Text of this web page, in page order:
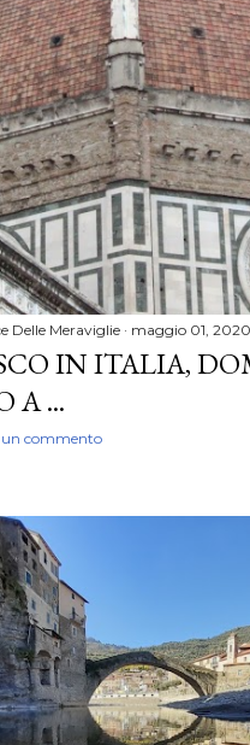
Delle Meraviglie maggio 01, 2020
IN ITALIA,
A ...
un commento